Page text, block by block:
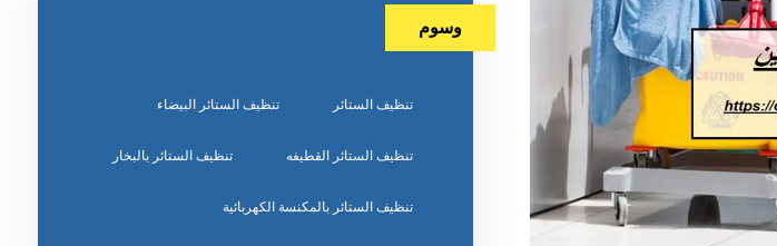
وسوم
تنظيف الستائر تنظيف الستائر البيضاء
تنظيف الستائر القطيفه تنظيف الستائر بالبخار
تنظيف الستائر بالمكنسة الكهربائية